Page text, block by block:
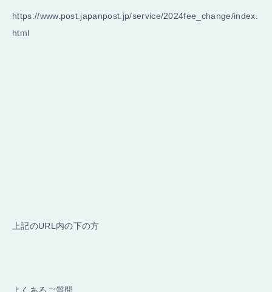
https://www.post.japanpost.jp/service/2024fee_change/index.
html
上記のURL内の下の方